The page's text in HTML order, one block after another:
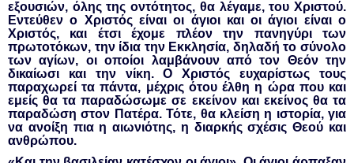
εξουσιών, όλης της οντότητος, θα λέγαμε, του Χριστού.
Εντεύθεν ο Χριστός είναι οι άγιοι και οι άγιοι είναι ο
Χριστός, και έτσι έχομε πλέον την πανηγύρι των
πρωτοτόκων, την ίδια την Εκκλησία, δηλαδή το σύνολο
των αγίων, οι οποίοι λαμβάνουν από τον Θεόν την
δικαίωσι και την νίκη. Ο Χριστός ευχαρίστως τους
παραχωρεί τα πάντα, μέχρις ότου έλθη η ώρα που και
εμείς θα τα παραδώσωμε σε εκείνον και εκείνος θα τα
παραδώση στον Πατέρα. Τότε, θα κλείση η ιστορία, για
να ανοίξη πια η αιωνιότης, η διαρκής σχέσις Θεού και
ανθρώπου.